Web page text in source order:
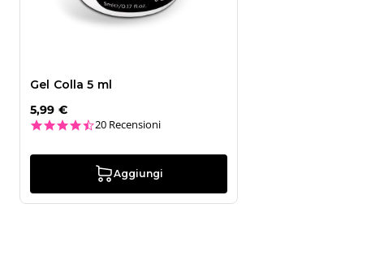
Gel Colla 5 ml
5,99 €
4.7 star rating
20 Recensioni
Aggiungi